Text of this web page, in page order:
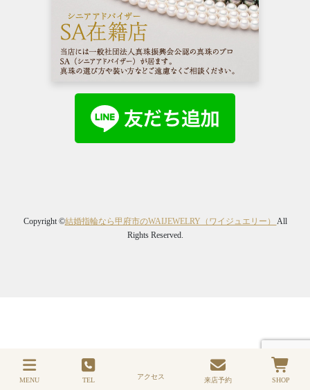
Copyright ©結婚指輪なら甲府市のWAIJEWELRY（ワイジュエリー） All
Rights Reserved.
MENU TEL アクセス 来店予約 SHOP